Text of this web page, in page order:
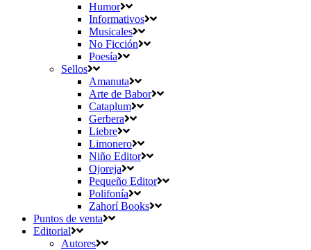
Humor
Informativos
Musicales
No Ficción
Poesía
Sellos
Amanuta
Arte de Babor
Cataplum
Gerbera
Liebre
Limonero
Niño Editor
Ojoreja
Pequeño Editor
Polifonía
Zahorí Books
Puntos de venta
Editorial
Autores